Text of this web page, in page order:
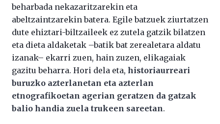
beharbada nekazaritzarekin eta
abeltzaintzarekin batera. Egile batzuek ziurtatzen
dute ehiztari-biltzaileek ez zutela gatzik bilatzen
eta dieta aldaketak –batik bat zerealetara aldatu
izanak– ekarri zuen, hain zuzen, elikagaiak
gazitu beharra. Hori dela eta, historiaurreari
buruzko azterlanetan eta azterlan
etnografikoetan agerian geratzen da gatzak
balio handia zuela trukeen sareetan.